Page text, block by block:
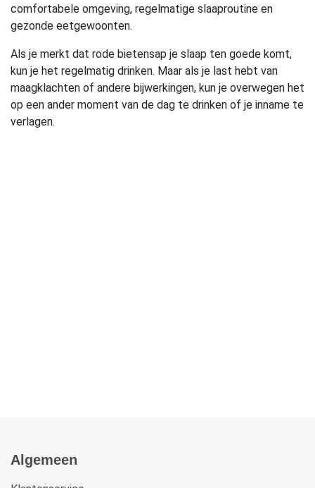
comfortabele omgeving, regelmatige slaaproutine en
gezonde eetgewoonten.
Als je merkt dat rode bietensap je slaap ten goede komt,
kun je het regelmatig drinken. Maar als je last hebt van
maagklachten of andere bijwerkingen, kun je overwegen het
op een ander moment van de dag te drinken of je inname te
verlagen.
Algemeen